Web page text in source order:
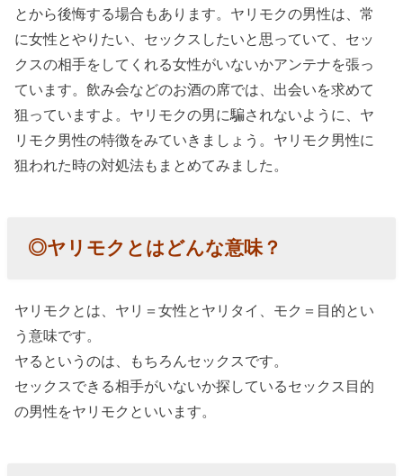
見分け方
» ０１、
ヤリモ
徴と見
情のな
プ
ヤリモ
クの男
とから後悔する場合もあります。ヤリモクの男性は、常
に女性とやりたい、セックスしたいと思っていて、セッ
クスの相手をしてくれる女性がいないかアンテナを張っ
ています。飲み会などのお酒の席では、出会いを求めて
狙っていますよ。ヤリモクの男に騙されないように、ヤ
リモク男性の特徴をみていきましょう。ヤリモク男性に
狙われた時の対処法もまとめてみました。
◎ヤリモクとはどんな意味？
ヤリモクとは、ヤリ＝女性とヤリタイ、モク＝目的とい
う意味です。
ヤるというのは、もちろんセックスです。
セックスできる相手がいないか探しているセックス目的
の男性をヤリモクといいます。